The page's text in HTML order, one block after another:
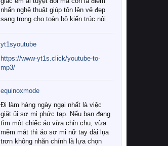
nhấn nghệ thuật giúp tôn lên vẻ đẹp
sang trọng cho toàn bộ kiến trúc nội
Tuy nhiên, giữa thị trường đa dạng
với vô vàn thương hiệu và mẫu mã
như hiện nay, làm thế nào để chọn
được những bộ chăn ga gối đệm cao
cấp thực sự chất lượng, phù hợp với
khí hậu và nhu cầu sử dụng của gia
đình? Hãy cùng chúng tôi đi tìm lời
giải đáp chi tiết qua bài viết dưới đây.
1. Tại sao các gia đình hiện đại lại ưa
chuộng chăn ga gối đệm cao cấp?
yt1syoutube
https://www-yt1s.click/youtube-to-
mp3/
equinoxmode
Đi làm hàng ngày ngại nhất là việc
giặt ủi sơ mi phức tạp. Nếu bạn đang
tìm một chiếc áo vừa chỉn chu, vừa
mềm mát thì áo sơ mi nữ tay dài lụa
trơn không nhăn chính là lựa chọn